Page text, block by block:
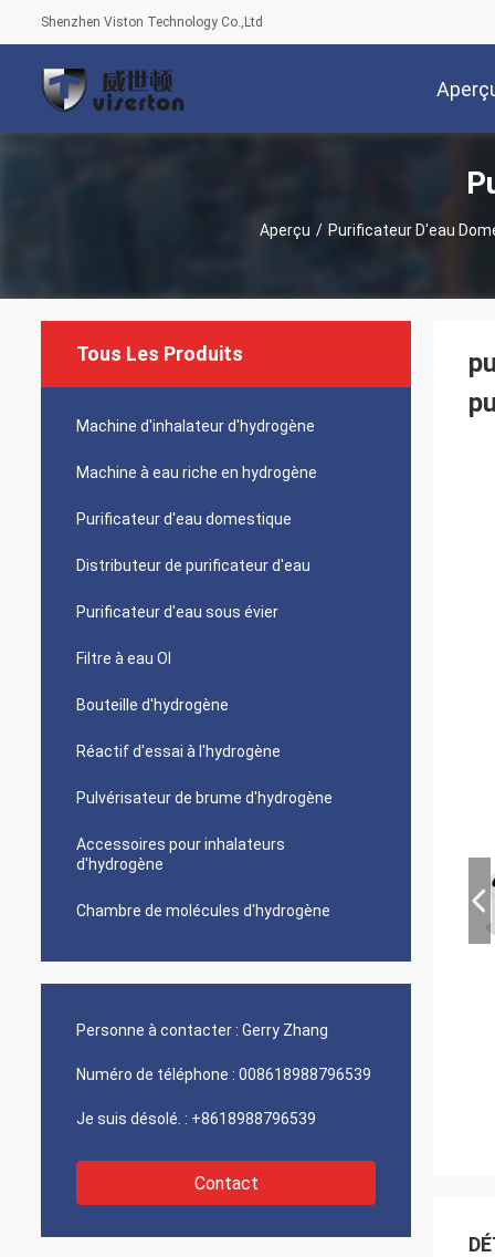
Shenzhen Viston Technology Co.,Ltd
Aperçu / Purificateur D'eau
Tous Les Produits
Machine d'inhalateur d'hydrogène
Machine à eau riche en hydrogène
Purificateur d'eau domestique
Distributeur de purificateur d'eau
Purificateur d'eau sous évier
Filtre à eau OI
Bouteille d'hydrogène
Réactif d'essai à l'hydrogène
Pulvérisateur de brume d'hydrogène
Accessoires pour inhalateurs
d'hydrogène
Chambre de molécules d'hydrogène
Personne à contacter : Gerry Zhang
Numéro de téléphone : 008618988796539
Je suis désolé. : +8618988796539
Contact